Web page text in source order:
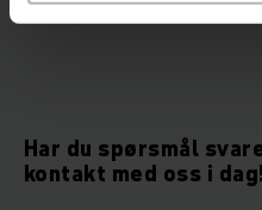
rutiner når vi pusser opp
Har du spørsmål
kontakt med oss i dag!